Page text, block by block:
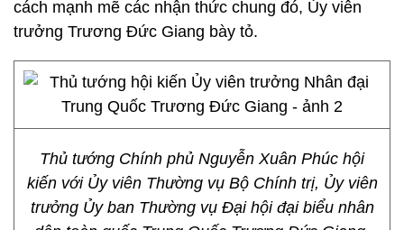
cách mạnh mẽ các nhận thức chung đó, Ủy viên
trưởng Trương Đức Giang bày tỏ.
Thủ tướng Chính phủ Nguyễn Xuân Phúc hội
kiến với Ủy viên Thường vụ Bộ Chính trị, Ủy viên
trưởng Ủy ban Thường vụ Đại hội đại biểu nhân